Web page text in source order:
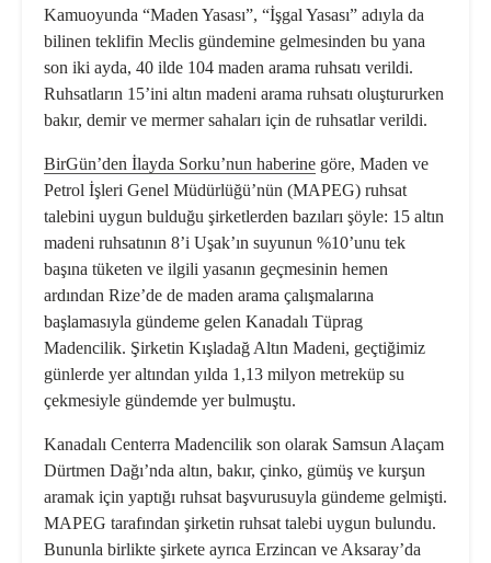
Kamuoyunda “Maden Yasası”, “İşgal Yasası” adıyla da
bilinen teklifin Meclis gündemine gelmesinden bu yana
son iki ayda, 40 ilde 104 maden arama ruhsatı verildi.
Ruhsatların 15’ini altın madeni arama ruhsatı oluştururken
bakır, demir ve mermer sahaları için de ruhsatlar verildi.
BirGün’den İlayda Sorku’nun haberine göre, Maden ve
Petrol İşleri Genel Müdürlüğü’nün (MAPEG) ruhsat
talebini uygun bulduğu şirketlerden bazıları şöyle: 15 altın
madeni ruhsatının 8’i Uşak’ın suyunun %10’unu tek
başına tüketen ve ilgili yasanın geçmesinin hemen
ardından Rize’de de maden arama çalışmalarına
başlamasıyla gündeme gelen Kanadalı Tüprag
Madencilik. Şirketin Kışladağ Altın Madeni, geçtiğimiz
günlerde yer altından yılda 1,13 milyon metreküp su
çekmesiyle gündemde yer bulmuştu.
Kanadalı Centerra Madencilik son olarak Samsun Alaçam
Dürtmen Dağı’nda altın, bakır, çinko, gümüş ve kurşun
aramak için yaptığı ruhsat başvurusuyla gündeme gelmişti.
MAPEG tarafından şirketin ruhsat talebi uygun bulundu.
Bununla birlikte şirkete ayrıca Erzincan ve Aksaray’da